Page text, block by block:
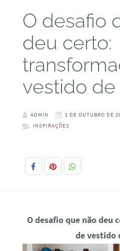
O desafio
deu certo:
vestido de
ADMIN 1 DE OUTUBRO DE
INSPIRAÇÕES
O desafio que não deu
de vestido